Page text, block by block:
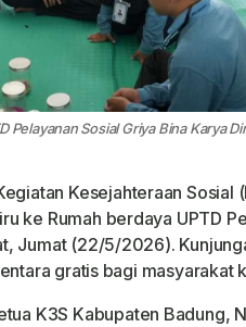
Pelayanan Sosial Griya Bina Karya
Kesejahteraan Sosial
ke Rumah berdaya UPTD
Jumat (22/5/2026).
gratis bagi masyarakat
K3S Kabupaten Badung,